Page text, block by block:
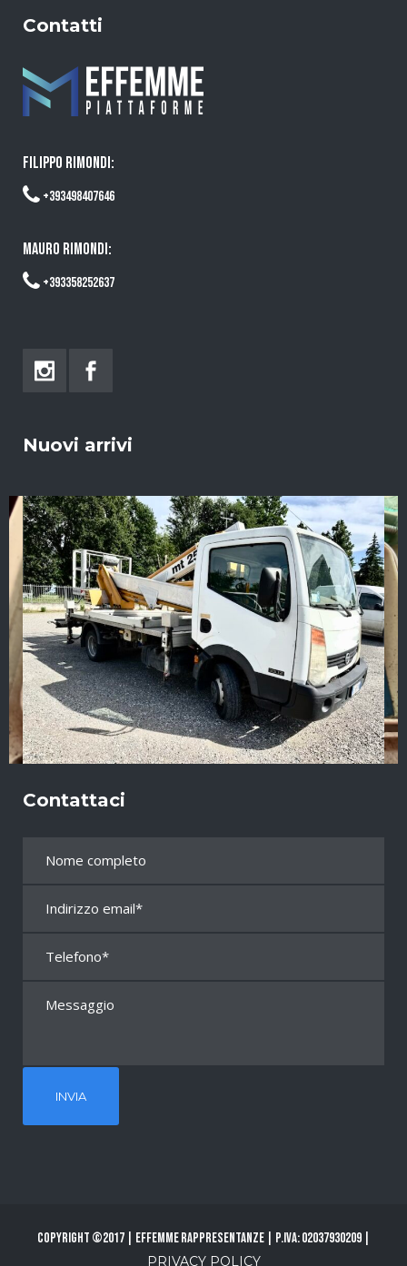
Contatti
FILIPPO RIMONDI:
+393498407646
MAURO RIMONDI:
+393358252637
Nuovi arrivi
Contattaci
Copyright ©2017 | Effemme Rappresentanze | P.Iva: 02037930209 |
PRIVACY POLICY